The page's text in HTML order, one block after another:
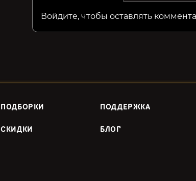
Войдите, чтобы оставлять
ПОДБОРКИ ПОДДЕРЖКА
СКИДКИ БЛОГ